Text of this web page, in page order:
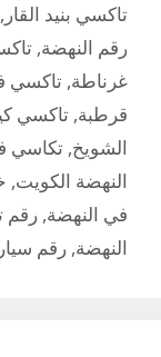
تاكسي بنيد القار ,
رقم النهضة,
غرناطة, تاكسي
قرطبة, تاكسي
الشويخ, تكاسي
النهضة الكويت,
في النهضة, رقم
النهضة, رقم